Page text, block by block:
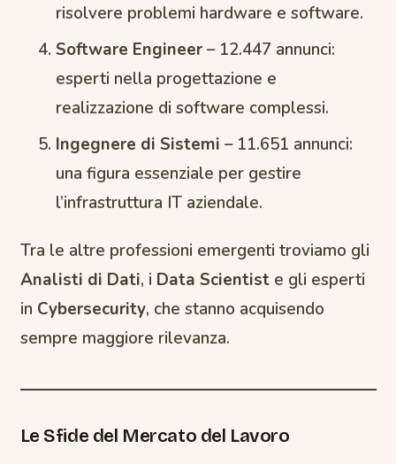
risolvere problemi hardware e software.
Software Engineer– 12.447 annunci:
esperti nella progettazione e
realizzazione di software complessi.
Ingegnere di Sistemi – 11.651 annunci:
una figura essenziale per gestire
l’infrastruttura IT aziendale.
Tra le altre professioni emergenti troviamo gli
Analisti di Dati, i Data Scientiste gli esperti
in Cybersecurity, che stanno acquisendo
sempre maggiore rilevanza.
Le Sfide del Mercato del Lavoro